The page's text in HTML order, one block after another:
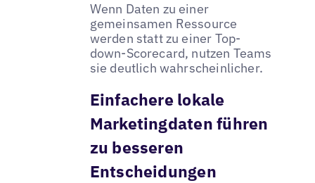
Wenn Daten zu einer
gemeinsamen Ressource
werden statt zu einer Top-
down-Scorecard, nutzen Teams
sie deutlich wahrscheinlicher.
Einfachere lokale
Marketingdaten führen
zu besseren
Entscheidungen